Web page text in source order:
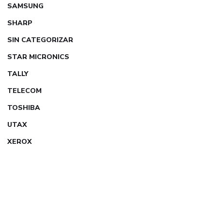
SAMSUNG
SHARP
SIN CATEGORIZAR
STAR MICRONICS
TALLY
TELECOM
TOSHIBA
UTAX
XEROX